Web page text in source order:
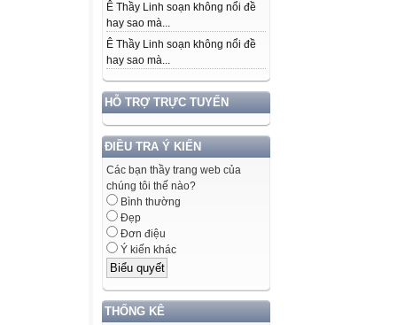
Ê Thầy Linh soạn không nổi đề
hay sao mà...
Ê Thầy Linh soạn không nổi đề
hay sao mà...
HỖ TRỢ TRỰC TUYẾN
ĐIỀU TRA Ý KIẾN
Các bạn thầy trang web của
chúng tôi thế nào?
Bình thường
Đẹp
Đơn điệu
Ý kiến khác
THỐNG KÊ